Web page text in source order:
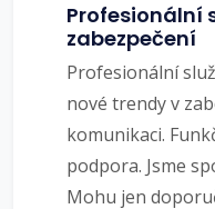
Profesionální
zabezpečení
Profesionální
nové trendy v
komunikaci.
podpora. Jsme
Mohu jen